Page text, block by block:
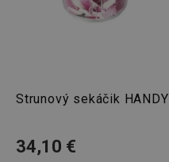
Strunový sekáčik HANDY
34,10 €
__rtbh.lid